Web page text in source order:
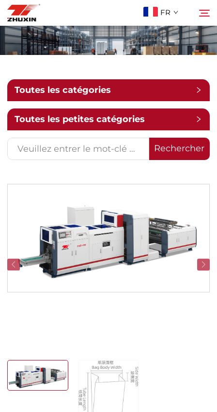
FR
Applications
Entreprise
Actualités
Toutes les catégories
Toutes les petites catégories
Rechercher